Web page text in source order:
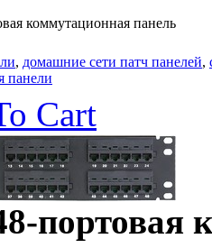
коммутационная панель
, домашние сети патч панелей,
панели
Cart
портовая